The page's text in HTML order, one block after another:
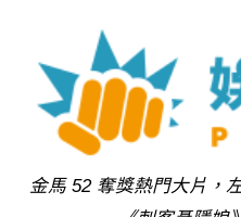
金馬 52 奪獎熱門大片，